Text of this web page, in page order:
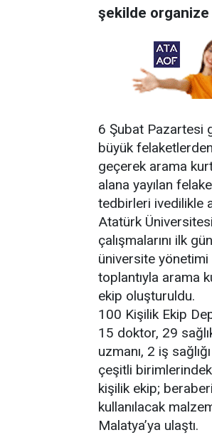
şekilde
6 Şubat Pazartesi
büyük
geçerek arama
alana yayılan
tedbirleri ivedilikle
Atatürk
çalışmalarını ilk
üniversite
toplantıyla arama
ekip oluşturuldu.
100 Kişilik Ekip
15 doktor, 29
uzmanı, 2 iş
çeşitli
kişilik ekip;
kullanılacak
Malatya’ya ulaştı.